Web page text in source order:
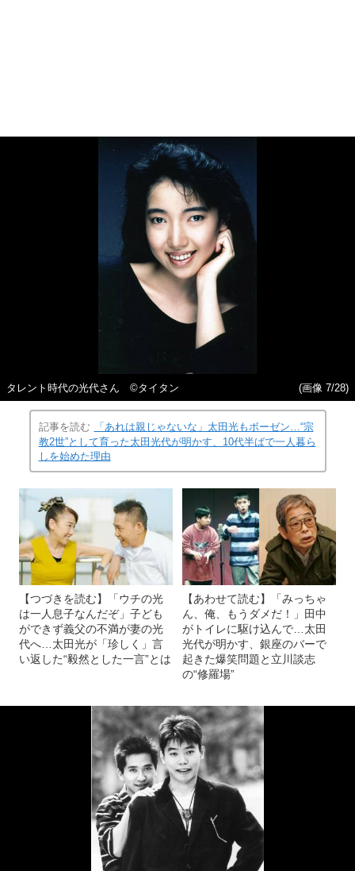
タレント時代の光代さん ©タイタン (画像 7/28)
記事を読む
「あれは親じゃないな」太田光もボーゼン…“宗
教2世”として育った太田光代が明かす、10代半ばで一人暮ら
しを始めた理由
【つづきを読む】「ウチの光
は一人息子なんだぞ」子ども
ができず義父の不満が妻の光
代へ…太田光が「珍しく」言
い返した“毅然とした一言”とは
【あわせて読む】「みっちゃ
ん、俺、もうダメだ！」田中
がトイレに駆け込んで…太田
光代が明かす、銀座のバーで
起きた爆笑問題と立川談志
の“修羅場”